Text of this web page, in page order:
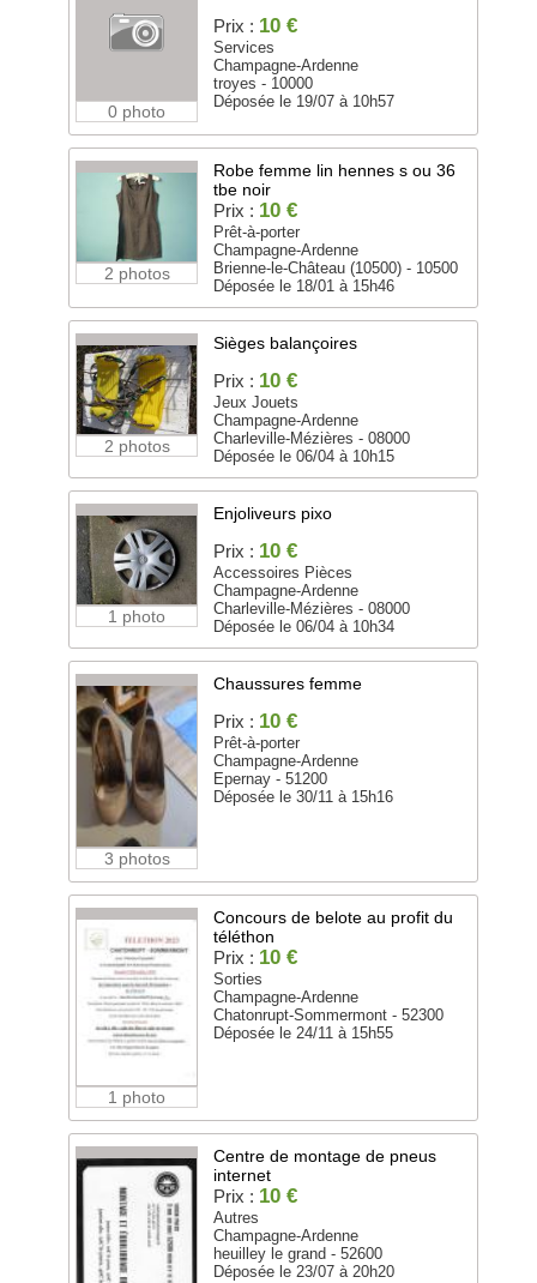
0 photo
Prix : 10 €
Services
Champagne-Ardenne
troyes - 10000
Déposée le 19/07 à 10h57
2 photos
Robe femme lin hennes s ou 36
tbe noir
Prix : 10 €
Prêt-à-porter
Champagne-Ardenne
Brienne-le-Château (10500) - 10500
Déposée le 18/01 à 15h46
2 photos
Sièges balançoires
Prix : 10 €
Jeux Jouets
Champagne-Ardenne
Charleville-Mézières - 08000
Déposée le 06/04 à 10h15
1 photo
Enjoliveurs pixo
Prix : 10 €
Accessoires Pièces
Champagne-Ardenne
Charleville-Mézières - 08000
Déposée le 06/04 à 10h34
3 photos
Chaussures femme
Prix : 10 €
Prêt-à-porter
Champagne-Ardenne
Epernay - 51200
Déposée le 30/11 à 15h16
1 photo
Concours de belote au profit du
téléthon
Prix : 10 €
Sorties
Champagne-Ardenne
Chatonrupt-Sommermont - 52300
Déposée le 24/11 à 15h55
Centre de montage de pneus
internet
Prix : 10 €
Autres
Champagne-Ardenne
heuilley le grand - 52600
Déposée le 23/07 à 20h20